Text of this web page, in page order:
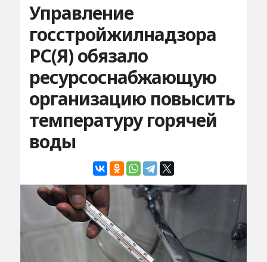
Управление
госстройжилнадзора
РС(Я) обязало
ресурсоснабжающую
организацию повысить
температуру горячей
воды